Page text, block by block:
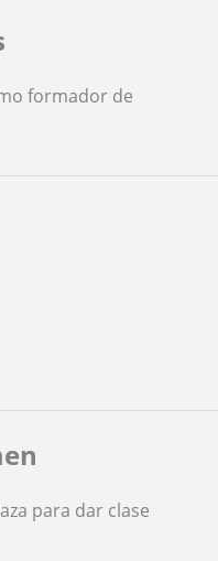
formador de
para dar clase